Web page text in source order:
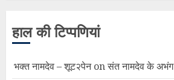
हाल की टिप्पणियां
भक्त नामदेव – शूट२पेनonसंत नामदेव के अभंग